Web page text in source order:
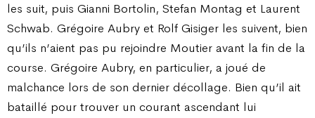
les suit, puis Gianni Bortolin, Stefan Montag et Laurent
Schwab. Grégoire Aubry et Rolf Gisiger les suivent, bien
qu’ils n’aient pas pu rejoindre Moutier avant la fin de la
course. Grégoire Aubry, en particulier, a joué de
malchance lors de son dernier décollage. Bien qu’il ait
bataillé pour trouver un courant ascendant lui